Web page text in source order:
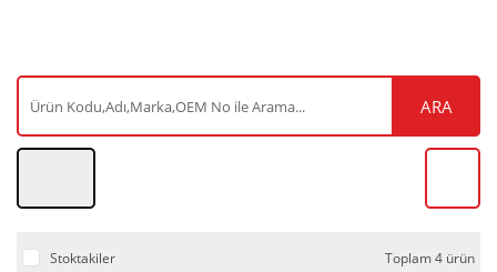
ARA
Stoktakiler Toplam 4 ürün